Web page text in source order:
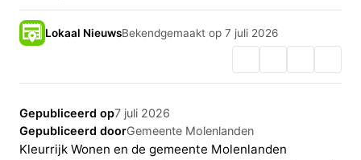
Lokaal NieuwsBekendgemaakt op 7 juli 2026
Gepubliceerd op7 juli 2026
Gepubliceerd doorGemeente Molenlanden
Kleurrijk Wonen en de gemeente Molenlanden